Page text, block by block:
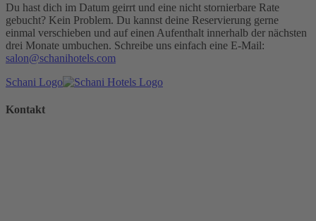
Du hast dich im Datum geirrt und eine nicht stornierbare Rate
gebucht? Kein Problem. Du kannst deine Reservierung gerne
einmal verschieben und auf einen Aufenthalt innerhalb der nächsten
drei Monate umbuchen. Schreibe uns einfach eine E-Mail:
salon@schanihotels.com
Schani Logo
Kontakt